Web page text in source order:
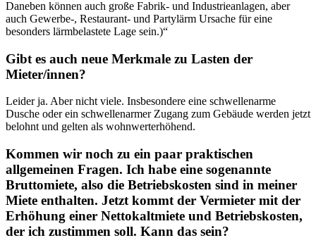
Daneben können auch große Fabrik- und Industrieanlagen, aber
auch Gewerbe-, Restaurant- und Partylärm Ursache für eine
besonders lärmbelastete Lage sein.)“
Gibt es auch neue Merkmale zu Lasten der
Mieter/innen?
Leider ja. Aber nicht viele. Insbesondere eine schwellenarme
Dusche oder ein schwellenarmer Zugang zum Gebäude werden jetzt
belohnt und gelten als wohnwerterhöhend.
Kommen wir noch zu ein paar praktischen
allgemeinen Fragen. Ich habe eine sogenannte
Bruttomiete, also die Betriebskosten sind in meiner
Miete enthalten. Jetzt kommt der Vermieter mit der
Erhöhung einer Nettokaltmiete und Betriebskosten,
der ich zustimmen soll. Kann das sein?